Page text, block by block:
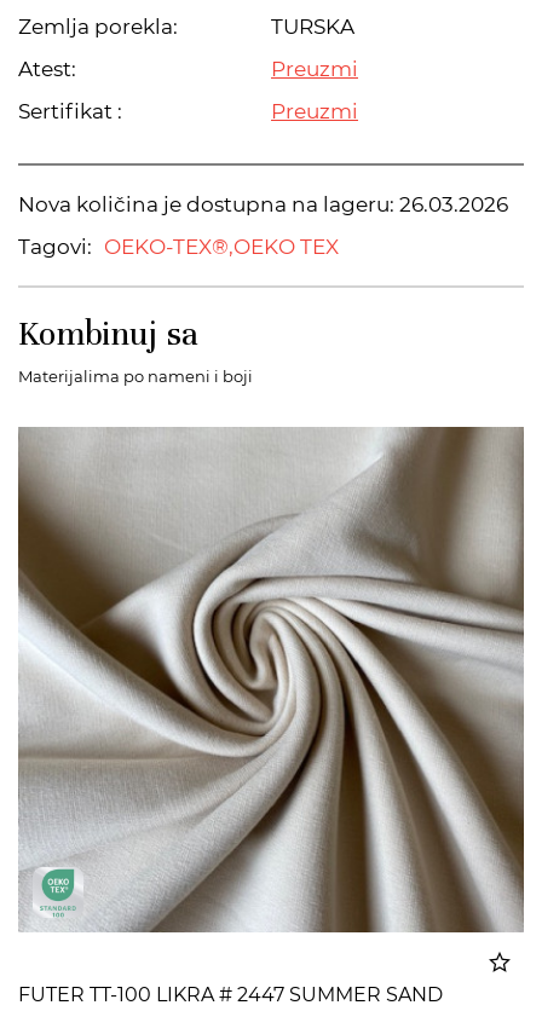
Zemlja porekla:
TURSKA
Atest:
Preuzmi
Sertifikat :
Preuzmi
Nova količina je dostupna na lageru: 26.03.2026
Tagovi: OEKO-TEX®,OEKO TEX
Kombinuj sa
Materijalima po nameni i boji
FUTER TT-100 LIKRA # 2447 SUMMER SAND